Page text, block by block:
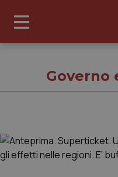
Governo